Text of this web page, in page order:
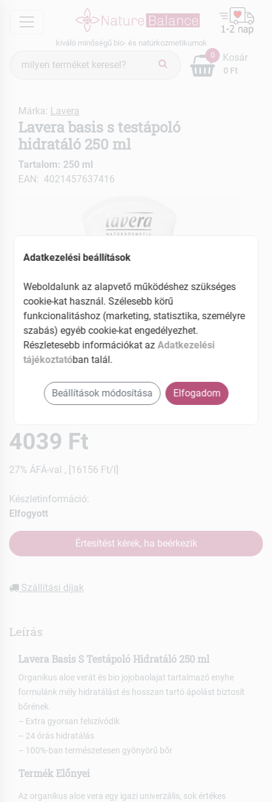
menu
kiváló minőségű bio- és natúrkozmetikumok
keresés
0
0 Ft
Kosár
Márka: Lavera
Lavera basis s testápoló
hidratáló 250 ml
Tartalom: 250 ml
EAN: 4021457637416
4039 Ft
27% ÁFÁ-val , [16156 Ft/l]
Készletinformáció:
Elfogyott
Értesítést kérek, ha beérkezik
Szállítási díjak
Leírás
Lavera Basis S Testápoló Hidratáló 250 ml
Organikus aloe verát és bio jojobaolajat tartalmazó enyhe
formulánk mély hidratálást és hosszan tartó ápolást biztosít
bőrének.
– Extra gyorsan felszívódik
– 24 órás hidratálás
– 100%-ban természetesen gyönyörű bőr
Termék Előnyei
Az organikus aloe vera egy igazi univerzális, sok értékes
Adatkezelési beállítások
Weboldalunk az alapvető működéshez szükséges
cookie-kat használ. Szélesebb körű
funkcionalitáshoz (marketing, statisztika, személyre
szabás) egyéb cookie-kat engedélyezhet.
Részletesebb információkat az Adatkezelési
tájékoztatóban talál.
Beállítások módosítása Elfogadom